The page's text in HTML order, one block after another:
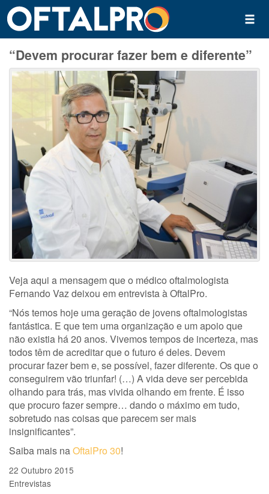
“Devem procurar fazer bem e diferente”
Veja aqui a mensagem que o médico oftalmologista
Fernando Vaz deixou em entrevista à OftalPro.
“Nós temos hoje uma geração de jovens oftalmologistas
fantástica. E que tem uma organização e um apoio que
não existia há 20 anos. Vivemos tempos de incerteza, mas
todos têm de acreditar que o futuro é deles. Devem
procurar fazer bem e, se possível, fazer diferente. Os que o
conseguirem vão triunfar! (…) A vida deve ser percebida
olhando para trás, mas vivida olhando em frente. É isso
que procuro fazer sempre… dando o máximo em tudo,
sobretudo nas coisas que parecem ser mais
insignificantes”.
Saiba mais naOftalPro 30!
22 Outubro 2015
Entrevistas